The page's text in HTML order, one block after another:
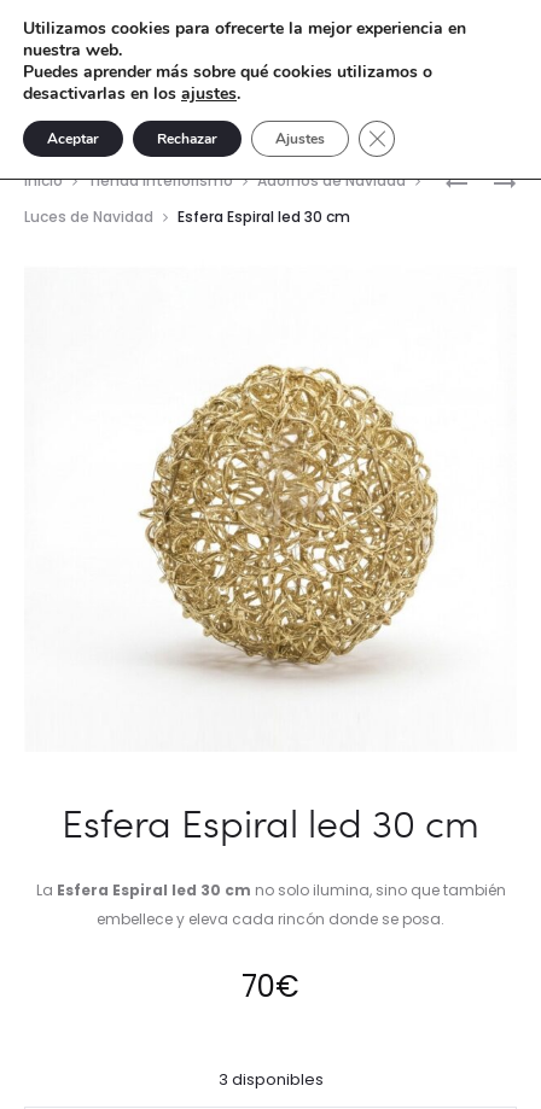
ESFERA
ESFERA
Inicio Tienda interiorismo
Adornos de Navidad
Luces de Navidad
Esfera Espiral led 30 cm
Esfera Espiral led 30 cm
La Esfera Espiral led 30 cm no solo ilumina, sino que también
embellece y eleva cada rincón donde se posa.
70€
3 disponibles
Utilizamos cookies para ofrecerte la mejor experiencia en
nuestra web.
Puedes aprender más sobre qué cookies utilizamos o
desactivarlas en los ajustes.
Aceptar Rechazar Ajustes Cerrar el banner de